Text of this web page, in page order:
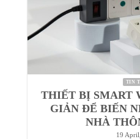
TIN
THIẾT BỊ SMART
GIẢN ĐỂ BIẾN
NHÀ
19